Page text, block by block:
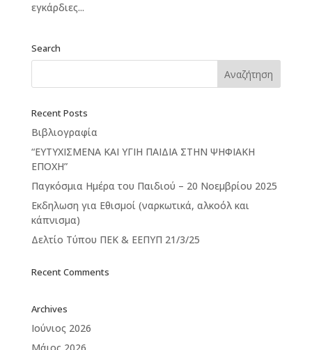
εγκάρδιες...
Search
Recent Posts
Βιβλιογραφία
“ΕΥΤΥΧΙΣΜΕΝΑ ΚΑΙ ΥΓΙΗ ΠΑΙΔΙΑ ΣΤΗΝ ΨΗΦΙΑΚΗ
ΕΠΟΧΗ”
Παγκόσμια Ημέρα του Παιδιού – 20 Νοεμβρίου 2025
Εκδηλωση για Εθισμοί (ναρκωτικά, αλκοόλ και
κάπνισμα)
Δελτίο Τύπου ΠΕΚ & ΕΕΠΥΠ 21/3/25
Recent Comments
Archives
Ιούνιος 2026